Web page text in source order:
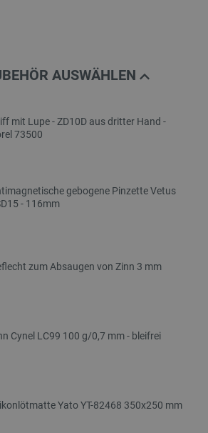
AUSWÄHLEN
mit Lupe - ZD10D aus dritter Hand -
73500
gebogene Pinzette Vetus
- 116mm
zum Absaugen von Zinn 3 mm
Cynel LC99 100 g/0,7 mm - bleifrei
Yato YT-82468 350x250 mm